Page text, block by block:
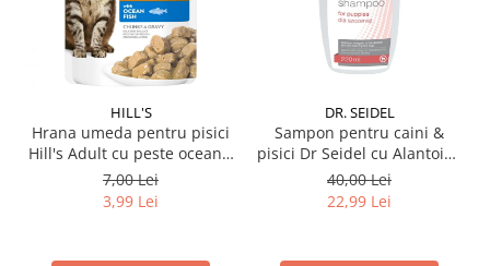
HILL'S
Hrana umeda pentru pisici
Hill's Adult cu peste oceanic
85 gr
7,00 Lei
3,99 Lei
DR. SEIDEL
Sampon pentru caini &
pisici Dr Seidel cu Alantoina
220 ml
40,00 Lei
22,99 Lei